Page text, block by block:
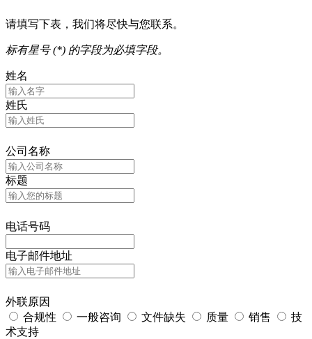
请填写下表，我们将尽快与您联系。
标有星号 (*) 的字段为必填字段。
姓名
姓氏
公司名称
标题
电话号码
电子邮件地址
外联原因
合规性
一般咨询 文件缺失 质量 销售
技
术支持